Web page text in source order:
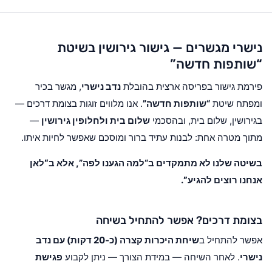
נישרי מגשרים — גישור גירושין בשיטת
“שותפות חדשה”
פירמת גישור בפריסה ארצית בהובלת נדב נישרי, מגשר בכיר
ומפתח שיטת “שותפות חדשה”. אנו מלווים זוגות בצומת דרכים —
בגירושין, שלום בית, ובהסכמי שלום בית ולחלופין גירושין —
מתוך מטרה אחת: לבנות עתיד ברור ומוסכם שאפשר לחיות איתו.
בשיטה שלנו לא מתמקדים ב“למה הגענו לפה”, אלא ב“לאן
אנחנו רוצים להגיע”.
בצומת דרכים? אפשר להתחיל בשיחה
אפשר להתחיל ב
שיחת היכרות קצרה (כ-20 דקות) עם נדב
נישרי. לאחר השיחה — במידת הצורך — ניתן לקבוע פגישת